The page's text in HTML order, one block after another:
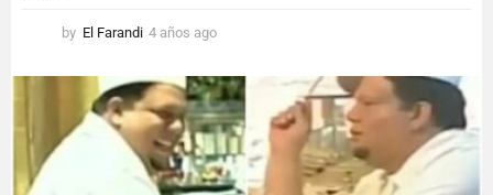
by El Farandi 4 años ago
ñ
o
s
a
g
o